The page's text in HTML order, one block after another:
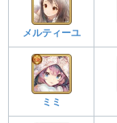
メルティーユ
ミミ